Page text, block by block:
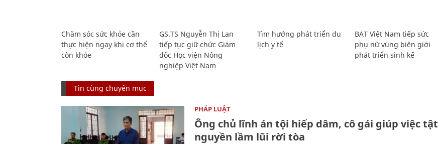
Chăm sóc sức khỏe cần
thực hiện ngay khi cơ thể
còn khỏe
GS.TS Nguyễn Thị Lan
tiếp tục giữ chức Giám
đốc Học viện Nông
nghiệp Việt Nam
Tìm hướng phát triển du
lịch y tế
BAT Việt Nam tiếp sức
phụ nữ vùng biên giới
phát triển sinh kế
Tin cùng chuyên mục
PHÁP LUẬT
Ông chủ lĩnh án tội hiếp dâm, cô gái giúp việc tật
nguyền lầm lũi rời tòa